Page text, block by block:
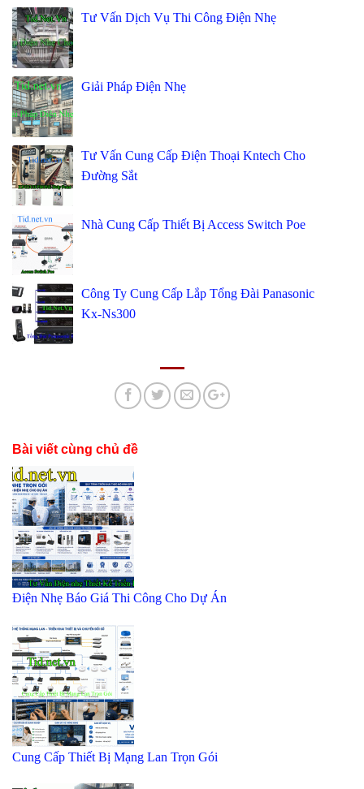
Tư Vấn Dịch Vụ Thi Công Điện Nhẹ
Giải Pháp Điện Nhẹ
Tư Vấn Cung Cấp Điện Thoại Kntech Cho
Đường Sắt
Nhà Cung Cấp Thiết Bị Access Switch Poe
Công Ty Cung Cấp Lắp Tổng Đài Panasonic
Kx-Ns300
Bài viết cùng chủ đề
Điện Nhẹ Báo Giá Thi Công Cho Dự Án
Cung Cấp Thiết Bị Mạng Lan Trọn Gói